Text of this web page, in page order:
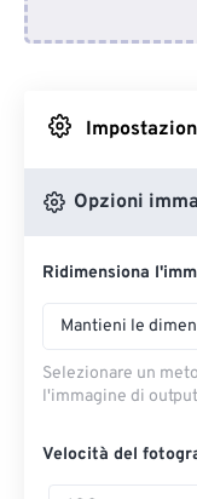
Opzioni
Ridimensiona
Mantieni le
Selezionare un
l'immagine di
Velocità del